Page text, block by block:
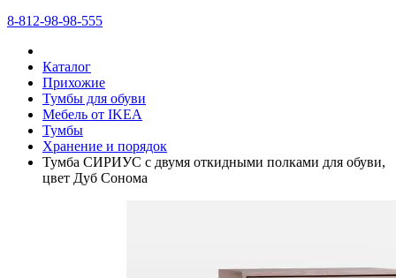
8-812-98-98-555
Каталог
Прихожие
Тумбы для обуви
Мебель от IKEA
Тумбы
Хранение и порядок
Тумба СИРИУС с двумя откидными полками для обуви,
цвет Дуб Сонома